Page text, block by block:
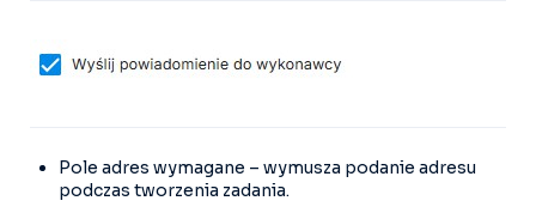
Pole adres wymagane – wymusza podanie adresu
podczas tworzenia zadania.